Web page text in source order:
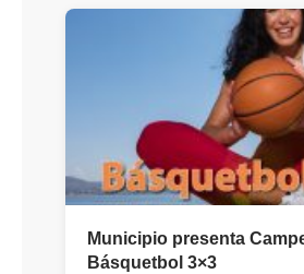
Municipio presenta
Básquetbol 3×3